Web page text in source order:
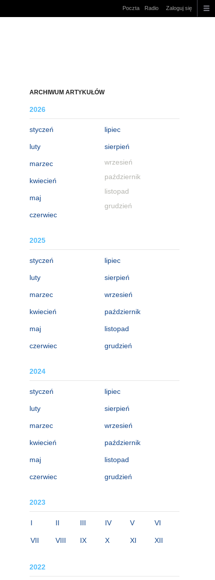
Poczta Radio Zaloguj się
ARCHIWUM ARTYKUŁÓW
2026
styczeń
luty
marzec
kwiecień
maj
czerwiec
lipiec
sierpień
wrzesień
październik
listopad
grudzień
2025
styczeń
luty
marzec
kwiecień
maj
czerwiec
lipiec
sierpień
wrzesień
październik
listopad
grudzień
2024
styczeń
luty
marzec
kwiecień
maj
czerwiec
lipiec
sierpień
wrzesień
październik
listopad
grudzień
2023
I II III IV V VI
VII VIII IX X XI XII
2022